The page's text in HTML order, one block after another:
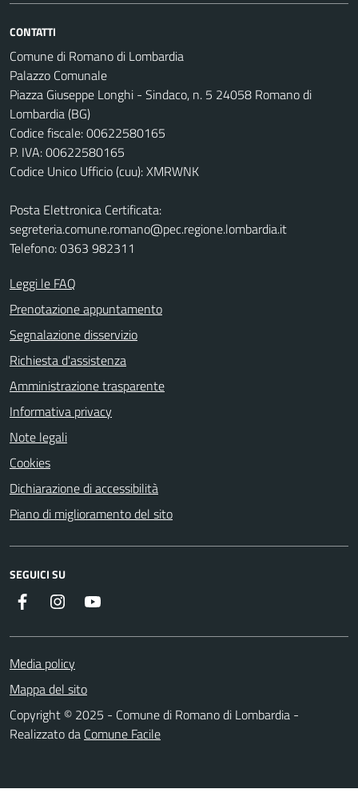
CONTATTI
Comune di Romano di Lombardia
Palazzo Comunale
Piazza Giuseppe Longhi - Sindaco, n. 5 24058 Romano di
Lombardia (BG)
Codice fiscale: 00622580165
P. IVA: 00622580165
Codice Unico Ufficio (cuu): XMRWNK
Posta Elettronica Certificata:
segreteria.comune.romano@pec.regione.lombardia.it
Telefono: 0363 982311
Leggi le FAQ
Prenotazione appuntamento
Segnalazione disservizio
Richiesta d'assistenza
Amministrazione trasparente
Informativa privacy
Note legali
Cookies
Dichiarazione di accessibilità
Piano di miglioramento del sito
SEGUICI SU
Facebook Instagram
Media policy
Mappa del sito
Copyright © 2025 - Comune di Romano di Lombardia -
Realizzato da Comune Facile